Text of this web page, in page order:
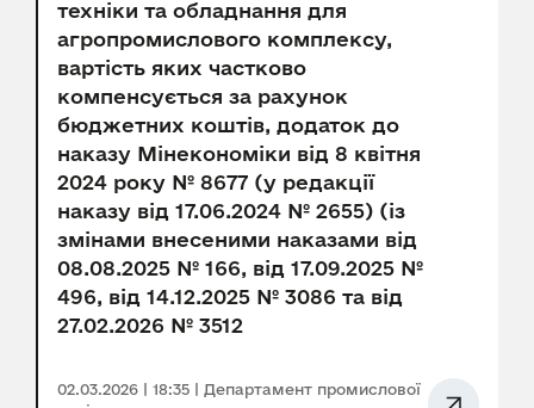
техніки та обладнання для
агропромислового комплексу,
вартість яких частково
компенсується за рахунок
бюджетних коштів, додаток до
наказу Мінекономіки від 8 квітня
2024 року № 8677 (у редакції
наказу від 17.06.2024 № 2655) (із
змінами внесеними наказами від
08.08.2025 № 166, від 17.09.2025 №
496, від 14.12.2025 № 3086 та від
27.02.2026 № 3512
02.03.2026 | 18:35 | Департамент промислової